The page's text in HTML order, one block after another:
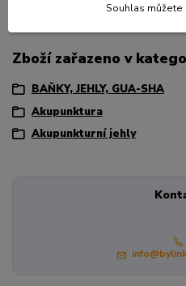
Zboží zařazeno v
BAŇKY, JEHLY, GUA-SHA
Akupunktura
Akupunkturní jehly
Souhlas